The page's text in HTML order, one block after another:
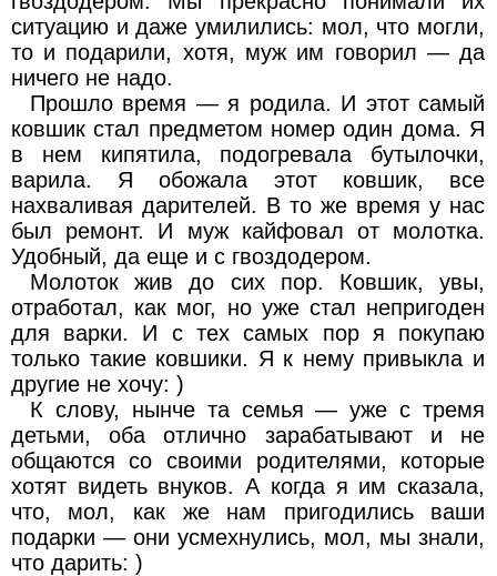
ситуацию и даже умилились: мол, что могли,
то и подарили, хотя, муж им говорил — да
ничего не надо.
Прошло время — я родила. И этот самый
ковшик стал предметом номер один дома. Я
в нем кипятила, подогревала бутылочки,
варила. Я обожала этот ковшик, все
нахваливая дарителей. В то же время у нас
был ремонт. И муж кайфовал от молотка.
Удобный, да еще и с гвоздодером.
Молоток жив до сих пор. Ковшик, увы,
отработал, как мог, но уже стал непригоден
для варки. И с тех самых пор я покупаю
только такие ковшики. Я к нему привыкла и
другие не хочу: )
К слову, нынче та семья — уже с тремя
детьми, оба отлично зарабатывают и не
общаются со своими родителями, которые
хотят видеть внуков. А когда я им сказала,
что, мол, как же нам пригодились ваши
подарки — они усмехнулись, мол, мы знали,
что дарить: )